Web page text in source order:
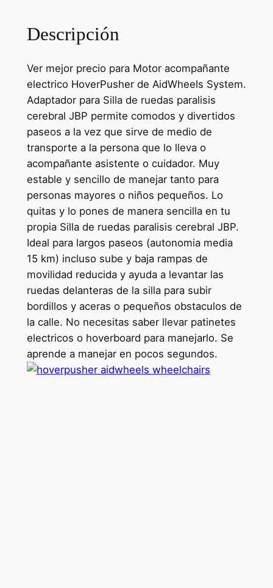
Descripción
Ver mejor precio para Motor acompañante
electrico HoverPusher de AidWheels System.
Adaptador para Silla de ruedas paralisis
cerebral JBP permite comodos y divertidos
paseos a la vez que sirve de medio de
transporte a la persona que lo lleva o
acompañante asistente o cuidador. Muy
estable y sencillo de manejar tanto para
personas mayores o niños pequeños. Lo
quitas y lo pones de manera sencilla en tu
propia Silla de ruedas paralisis cerebral JBP.
Ideal para largos paseos (autonomia media
15 km) incluso sube y baja rampas de
movilidad reducida y ayuda a levantar las
ruedas delanteras de la silla para subir
bordillos y aceras o pequeños obstaculos de
la calle. No necesitas saber llevar patinetes
electricos o hoverboard para manejarlo. Se
aprende a manejar en pocos segundos.